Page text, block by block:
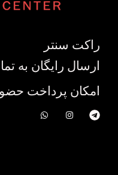
راکت سنتر
ارسال رایگان به
امکان پرداخت